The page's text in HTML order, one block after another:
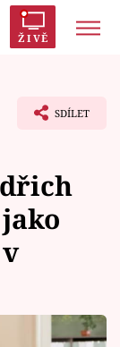
ŽIVĚ
SDÍLET